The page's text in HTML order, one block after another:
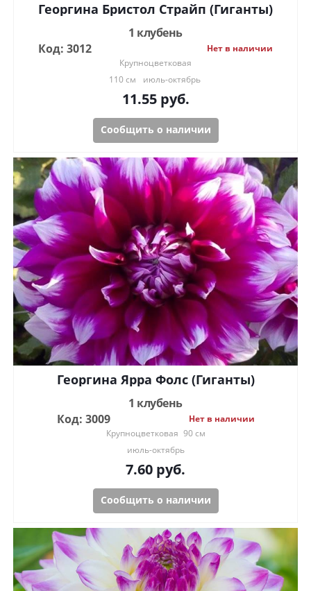
Георгина Бристол Страйп (Гиганты)
1 клубень
Код: 3012
Нет в наличии
Крупноцветковая
110 см
июль-октябрь
11.55руб.
Сообщить о наличии
Георгина Ярра Фолс (Гиганты)
1 клубень
Код: 3009
Нет в наличии
Крупноцветковая 90 см
июль-октябрь
7.60 руб.
Сообщить о наличии